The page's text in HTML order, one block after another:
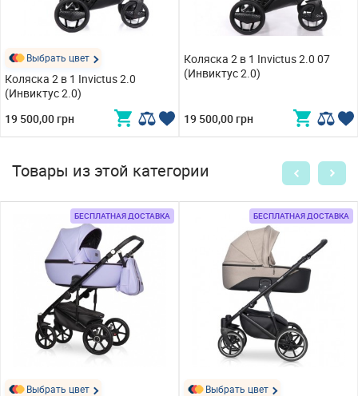
Выбрать цвет
Коляска 2 в 1 Invictus 2.0
(Инвиктус 2.0)
19 500,00 грн
Коляска 2 в 1 Invictus 2.0 07
(Инвиктус 2.0)
19 500,00 грн
Товары из этой категории
БЕСПЛАТНАЯ ДОСТАВКА
Выбрать цвет
БЕСПЛАТНАЯ ДОСТАВКА
Выбрать цвет